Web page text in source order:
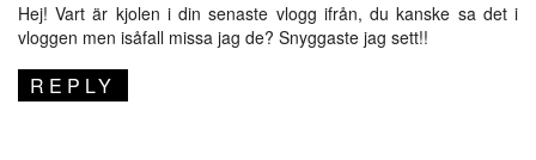
Hej! Vart är kjolen i din senaste vlogg ifrån, du kanske sa det i
vloggen men isåfall missa jag de? Snyggaste jag sett!!
REPLY